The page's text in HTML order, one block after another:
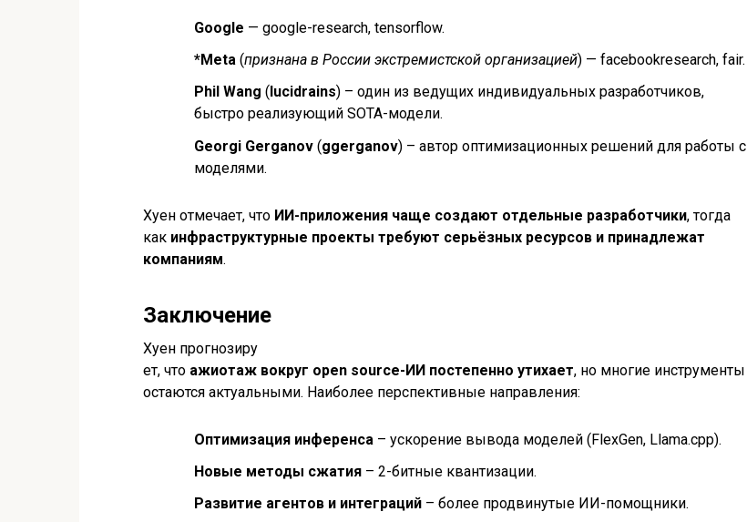
Google — google-research, tensorflow.
*Meta (признана в России экстремистской организацией) — facebookresearch, fair.
Phil Wang ( lucidrains) – один из ведущих индивидуальных разработчиков,
быстро реализующий SOTA-модели.
Georgi Gerganov (ggerganov) – автор оптимизационных решений для работы с
моделями.
Хуен отмечает, что ИИ-приложения чаще создают отдельные разработчики, тогда
как инфраструктурные проекты требуют серьёзных ресурсов и принадлежат
компаниям.
Заключение
Хуен прогнозиру
ет, что ажиотаж вокруг open source-ИИ постепенно утихает, но многие инструменты
остаются актуальными. Наиболее перспективные направления:
Оптимизация инференса – ускорение вывода моделей (FlexGen, Llama.cpp).
Новые методы сжатия – 2-битные квантизации.
Развитие агентов и интеграций – более продвинутые ИИ-помощники.